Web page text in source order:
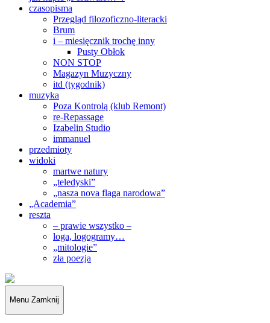
czasopisma
Przegląd filozoficzno-literacki
Brum
i – miesięcznik trochę inny
Pusty Obłok
NON STOP
Magazyn Muzyczny
itd (tygodnik)
muzyka
Poza Kontrolą (klub Remont)
re-Repassage
Izabelin Studio
immanuel
przedmioty
widoki
martwe natury
„teledyski”
„nasza nova flaga narodowa”
„Academia”
reszta
– prawie wszystko –
loga, logogramy…
„mitologie”
zła poezja
„Obywatele…”
Menu Zamknij